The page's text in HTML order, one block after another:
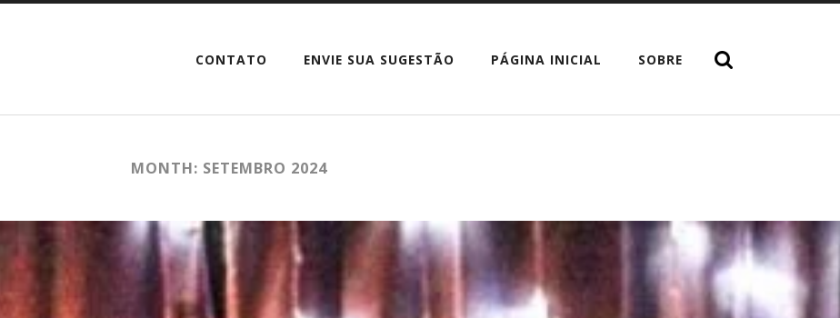
CONTATO ENVIE SUA SUGESTÃO PÁGINA INICIAL SOBRE
MONTH: SETEMBRO 2024